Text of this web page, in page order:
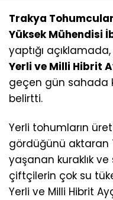
Trakya
Yüksek Mühendisi
yaptığı açıklamada,
Yerli ve Milli Hibrit
geçen gün sahada
belirtti.
Yerli tohumların
gördüğünü aktaran
yaşanan kuraklık ve
çiftçilerin çok su
Yerli ve Milli Hibrit